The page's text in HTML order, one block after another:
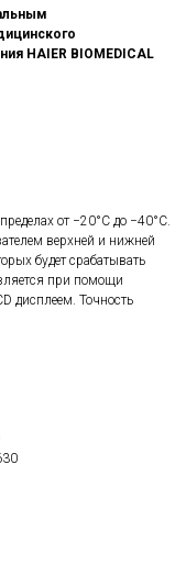
HAIER BIOMEDICAL
от −20°C до −40°C.
верхней и нижней
будет срабатывать
при помощи
дисплеем. Точность